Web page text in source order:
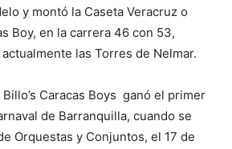
y montó la Caseta Veracruz o
Boy, en la carrera 46 con 53,
las Torres de Nelmar.
Caracas Boys ganó el primer
de Barranquilla, cuando se
Orquestas y Conjuntos, el 17 de